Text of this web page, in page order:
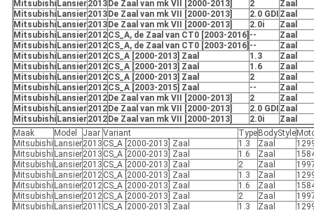
Mitsubishi Lansier2013 De Zaal van mk VII [2000-2013] 2
Zaal
Mitsubishi Lansier2013 De Zaal van mk VII [2000-2013] 2.0 GDI Zaal
Mitsubishi Lansier2013 De Zaal van mk VII [2000-2013] 2.0i
Zaal
Mitsubishi Lansier2012CS_A, de Zaal van CT0 [2003-2016] --
Zaal
Mitsubishi Lansier2012CS_A, de Zaal van CT0 [2003-2016] --
Zaal
Mitsubishi Lansier2012CS_A [2000-2013] Zaal 1.3
Zaal
Mitsubishi Lansier2012CS_A [2000-2013] Zaal 1.6
Zaal
Mitsubishi Lansier2012CS_A [2000-2013] Zaal 2
Zaal
Mitsubishi Lansier2012CS_A [2003-2015] Zaal --
Zaal
Mitsubishi Lansier2012 De Zaal van mk VII [2000-2013] 2
Zaal
Mitsubishi Lansier2012 De Zaal van mk VII [2000-2013] 2.0 GDI Zaal
Mitsubishi Lansier2012 De Zaal van mk VII [2000-2013] 2.0i
Zaal
Maak
Model Jaar Variant Type BodyStyle
Mitsubishi Lansier2013 CS_A [2000-2013] Zaal 1.3 Zaal
Mitsubishi Lansier2013 CS_A [2000-2013] Zaal 1.6 Zaal
Mitsubishi Lansier2013 CS_A [2000-2013] Zaal 2 Zaal
Mitsubishi Lansier2012CS_A [2000-2013] Zaal 1.3 Zaal
Mitsubishi Lansier2012CS_A [2000-2013] Zaal 1.6 Zaal
Mitsubishi Lansier2012CS_A [2000-2013] Zaal 2 Zaal
Mitsubishi Lansier2011 CS_A [2000-2013] Zaal 1.3 Zaal